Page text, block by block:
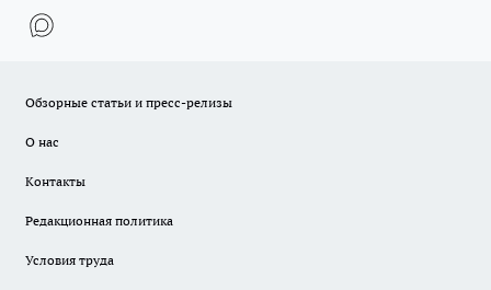
Обзорные статьи и пресс-релизы
О нас
Контакты
Редакционная политика
Условия труда